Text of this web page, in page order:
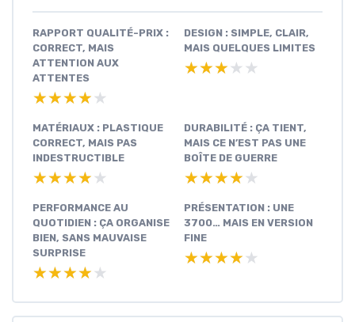
RAPPORT QUALITÉ-PRIX :
CORRECT, MAIS
ATTENTION AUX
ATTENTES
★★★★★
★★★★★
DESIGN : SIMPLE, CLAIR,
MAIS QUELQUES LIMITES
★★★★★
★★★★★
MATÉRIAUX : PLASTIQUE
CORRECT, MAIS PAS
INDESTRUCTIBLE
★★★★★
★★★★★
DURABILITÉ : ÇA TIENT,
MAIS CE N’EST PAS UNE
BOÎTE DE GUERRE
★★★★★
★★★★★
PERFORMANCE AU
QUOTIDIEN : ÇA ORGANISE
BIEN, SANS MAUVAISE
SURPRISE
★★★★★
★★★★★
PRÉSENTATION : UNE
3700… MAIS EN VERSION
FINE
★★★★★
★★★★★